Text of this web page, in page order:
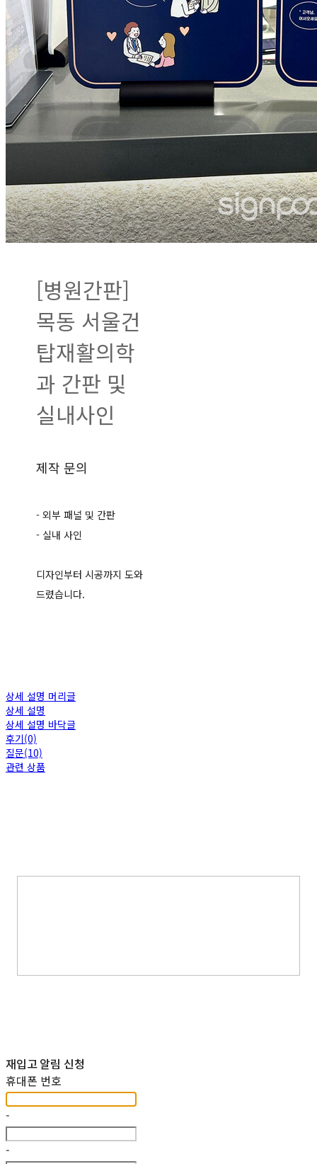
[병원간판]
목동 서울건
탑재활의학
과 간판 및
실내사인
제작 문의
- 외부 패널 및 간판
- 실내 사인
디자인부터 시공까지 도와
드렸습니다.
상세 설명 머리글
상세 설명
상세 설명 바닥글
후기(0)
질문(10)
관련 상품
재입고 알림 신청
휴대폰 번호
-
-